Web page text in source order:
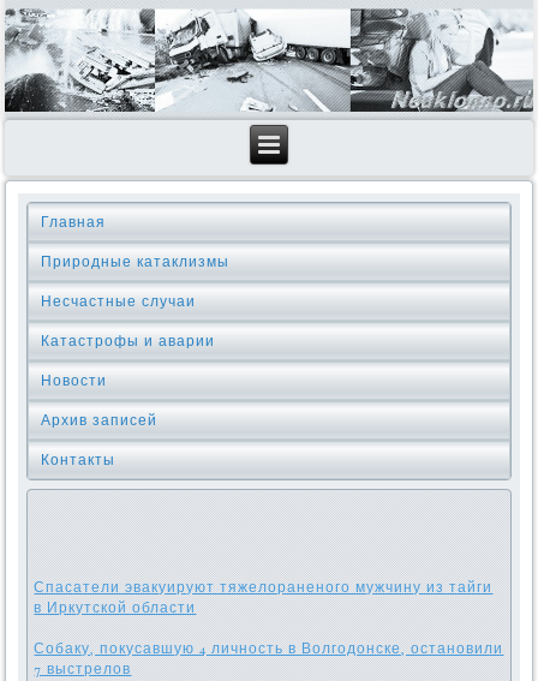
Главная
Природные катаклизмы
Несчастные случаи
Катастрофы и аварии
Новости
Архив записей
Контакты
Спасатели эвакуируют тяжелораненого мужчину из тайги
в Иркутской области
Собаку, покусавшую 4 личность в Волгодонске, остановили
7 выстрелов